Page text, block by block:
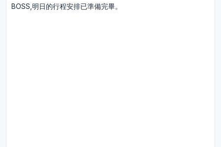
BOSS,明日的行程安排已準備完畢。